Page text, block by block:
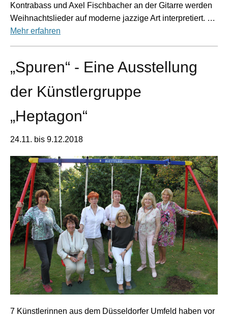
Kontrabass und Axel Fischbacher an der Gitarre werden
Weihnachtslieder auf moderne jazzige Art interpretiert. …
Mehr erfahren
„Spuren“ - Eine Ausstellung
der Künstlergruppe
„Heptagon“
24.11. bis 9.12.2018
7 Künstlerinnen aus dem Düsseldorfer Umfeld haben vor